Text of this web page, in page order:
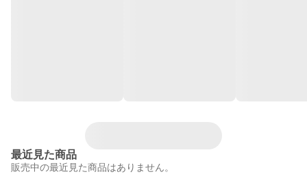
最近見た商品
販売中の最近見た商品はありません。